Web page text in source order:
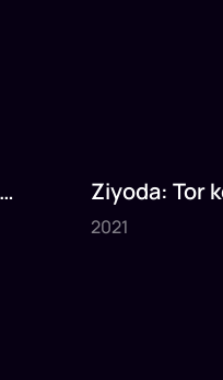
2021
3
Ziyoda: Tor
2021